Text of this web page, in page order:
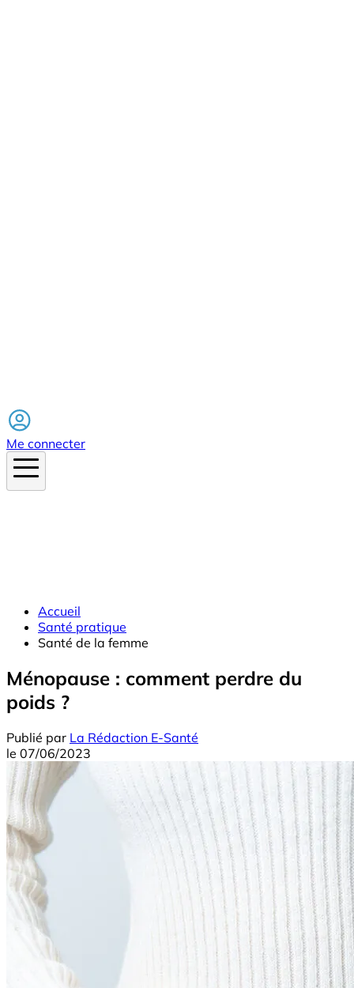
Me connecter
Accueil
Santé pratique
Santé de la femme
Ménopause : comment perdre du
poids ?
Publié par La Rédaction E-Santé
le 07/06/2023